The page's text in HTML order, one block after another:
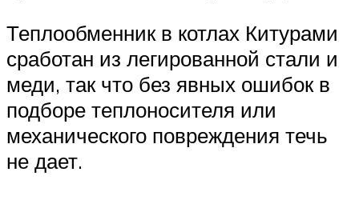
Теплообменник в котлах Китурами
сработан из легированной стали и
меди, так что без явных ошибок в
подборе теплоносителя или
механического повреждения течь
не дает.